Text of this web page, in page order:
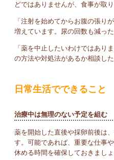
どではありませんが、食事が取
「注射を始めてからお腹の張り
増えています。尿の回数も減った
「薬を中止したいわけではあり
の方法や対処法があるか相談した
日常生活でできること
治療中は無理のない予定を組む
薬を開始した直後や採卵前後は
す。可能であれば、重要な仕事
休める時間を確保しておきましょ